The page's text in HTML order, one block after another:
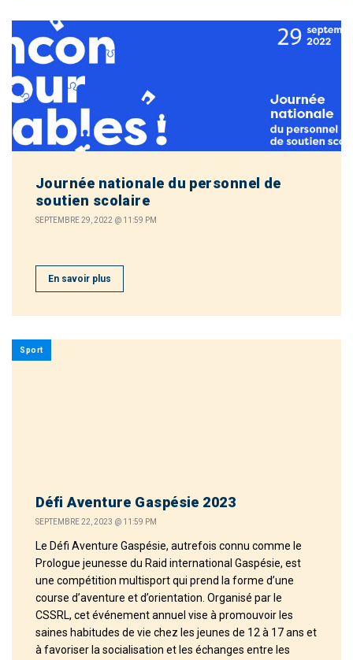
Journée nationale du personnel de
soutien scolaire
SEPTEMBRE 29, 2022 @ 11:59 PM
En savoir plus
Sport
Défi Aventure Gaspésie 2023
SEPTEMBRE 22, 2023 @ 11:59 PM
​Le Défi Aventure Gaspésie, autrefois connu comme le
Prologue jeunesse du Raid international Gaspésie, est
une compétition multisport qui prend la forme d’une
course d’aventure et d’orientation. Organisé par le
CSSRL, cet événement annuel vise à promouvoir les
saines habitudes de vie chez les jeunes de 12 à 17 ans et
à favoriser la socialisation et les échanges entre les